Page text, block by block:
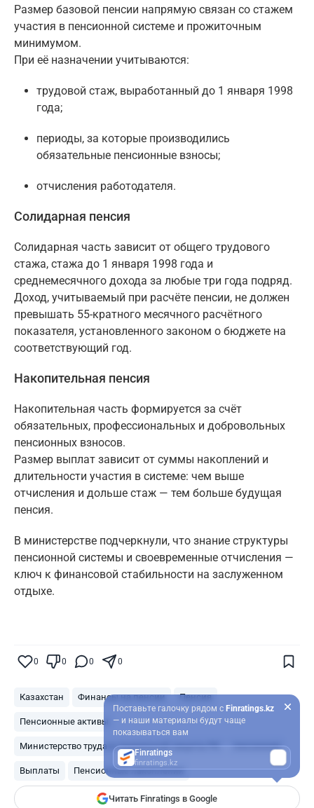
Размер базовой пенсии напрямую связан со стажем
участия в пенсионной системе и прожиточным
минимумом.
При её назначении учитываются:
трудовой стаж, выработанный до 1 января 1998
года;
периоды, за которые производились
обязательные пенсионные взносы;
отчисления работодателя.
Солидарная пенсия
Солидарная часть зависит от общего трудового
стажа, стажа до 1 января 1998 года и
среднемесячного дохода за любые три года подряд.
Доход, учитываемый при расчёте пенсии, не должен
превышать 55-кратного месячного расчётного
показателя, установленного законом о бюджете на
соответствующий год.
Накопительная пенсия
Накопительная часть формируется за счёт
обязательных, профессиональных и добровольных
пенсионных взносов.
Размер выплат зависит от суммы накоплений и
длительности участия в системе: чем выше
отчисления и дольше стаж — тем больше будущая
пенсия.
В министерстве подчеркнули, что знание структуры
пенсионной системы и своевременные отчисления —
ключ к финансовой стабильности на заслуженном
отдыхе.
0 0 0 0
Казахстан Финансы на пенсии Пенсия
Пенсионные активы
Министерство труда и социальной защиты РК пенсионер
Выплаты Пенсионные накопления
Читать Finratings в Google
Поставьте галочку рядом с Finratings.kz
— и наши материалы будут чаще
показываться вам
Finratings
finratings.kz